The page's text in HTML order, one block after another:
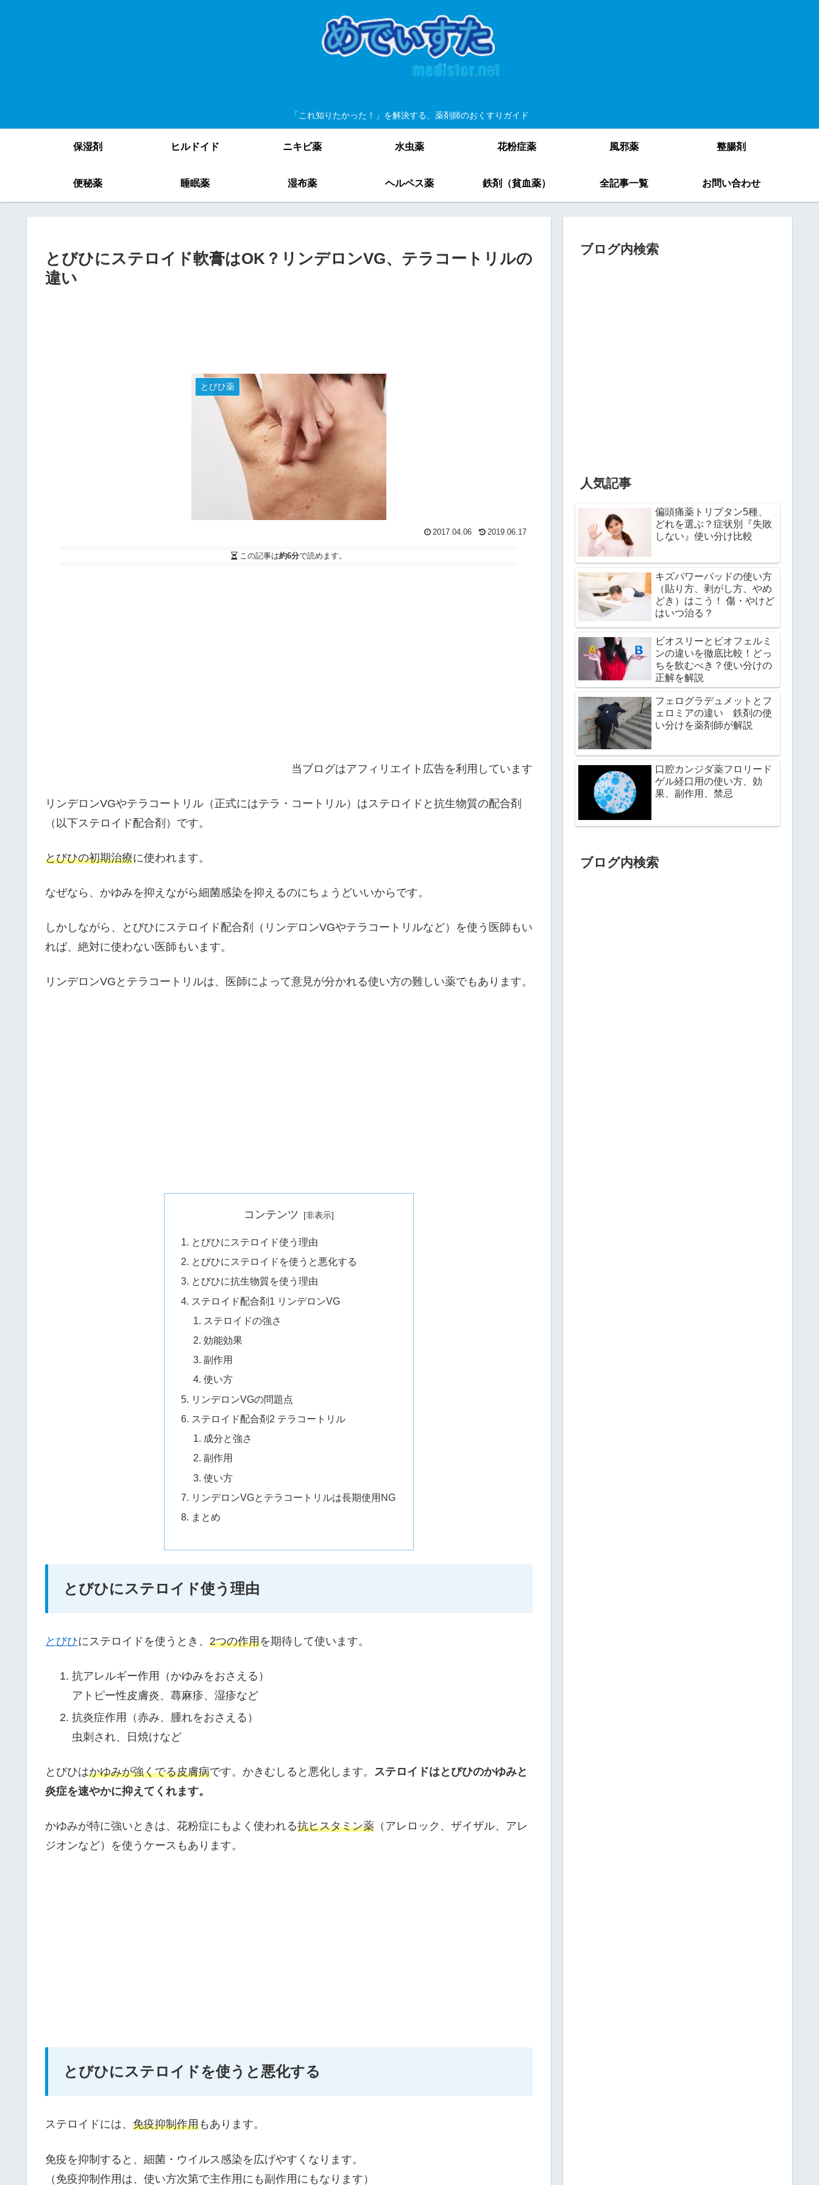
「これ知りたかった！」を解決する、薬剤師のおくすりガイド
保湿剤 ヒルドイド ニキビ薬 水虫薬 花粉症薬 風邪薬 整腸剤
便秘薬 睡眠薬 湿布薬 ヘルペス薬 鉄剤（貧血薬） 全記事一覧 お問い合わせ
とびひにステロイド軟膏はOK？リンデロンVG、テラコートリルの
違い
とびひ薬
2017.04.06 2019.06.17
この記事は約6分で読めます。
当ブログはアフィリエイト広告を利用しています
リンデロンVGやテラコートリル（正式にはテラ・コートリル）はステロイドと抗生物質の配合剤
（以下ステロイド配合剤）です。
とびひの初期治療に使われます。
なぜなら、かゆみを抑えながら細菌感染を抑えるのにちょうどいいからです。
しかしながら、とびひにステロイド配合剤（リンデロンVGやテラコートリルなど）を使う医師もい
れば、絶対に使わない医師もいます。
リンデロンVGとテラコートリルは、医師によって意見が分かれる使い方の難しい薬でもあります。
コンテンツ
とびひにステロイド使う理由
とびひにステロイドを使うと悪化する
とびひに抗生物質を使う理由
ステロイド配合剤1 リンデロンVG
ステロイドの強さ
効能効果
副作用
使い方
リンデロンVGの問題点
ステロイド配合剤2 テラコートリル
成分と強さ
副作用
使い方
リンデロンVGとテラコートリルは長期使用NG
まとめ
とびひにステロイド使う理由
とびひにステロイドを使うとき、 2つの作用を期待して使います。
抗アレルギー作用（かゆみをおさえる）
アトピー性皮膚炎、蕁麻疹、湿疹など
抗炎症作用（赤み、腫れをおさえる）
虫刺され、日焼けなど
とびひはかゆみが強くでる皮膚病です。かきむしると悪化します。 ステロイドはとびひのかゆみと
炎症を速やかに抑えてくれます。
かゆみが特に強いときは、花粉症にもよく使われる抗ヒスタミン薬 （アレロック、ザイザル、アレ
ジオンなど）を使うケースもあります。
とびひにステロイドを使うと悪化する
ステロイドには、 免疫抑制作用もあります。
免疫を抑制すると、細菌・ウイルス感染を広げやすくなります。
（免疫抑制作用は、使い方次第で主作用にも副作用にもなります）
ブログ内検索
人気記事
偏頭痛薬トリプタン5種、
どれを選ぶ？症状別『失敗
しない』使い分け比較
キズパワーパッドの使い方
（貼り方、剥がし方、やめ
どき）はこう！ 傷・やけど
はいつ治る？
ビオスリーとビオフェルミ
ンの違いを徹底比較！どっ
ちを飲むべき？使い分けの
正解を解説
フェログラデュメットとフ
ェロミアの違い 鉄剤の使
い分けを薬剤師が解説
口腔カンジダ薬フロリード
ゲル経口用の使い方、効
果、副作用、禁忌
ブログ内検索